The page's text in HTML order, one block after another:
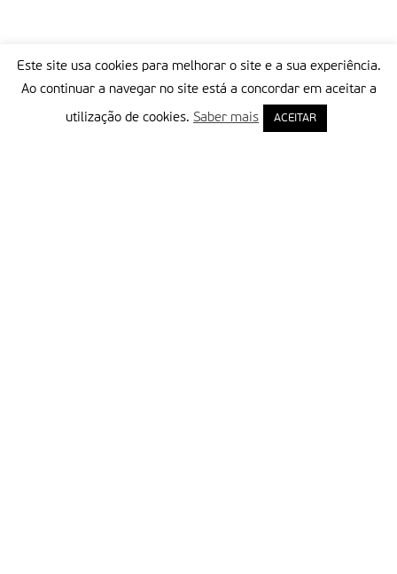
Este site usa cookies para melhorar o site e a sua experiência.
Ao continuar a navegar no site está a concordar em aceitar a
utilização de cookies. Saber mais ACEITAR